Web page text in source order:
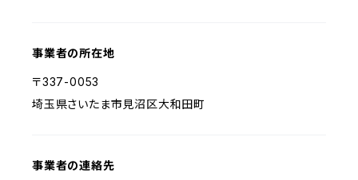
事業者の所在地
〒337-0053
埼玉県さいたま市見沼区大和田町
事業者の連絡先